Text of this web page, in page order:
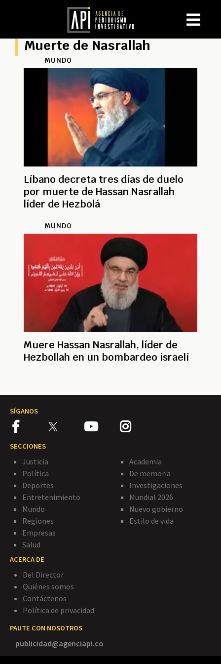
Muerte de Nasrallah
MUNDO
Líbano decreta tres días de duelo
por muerte de Hassan Nasrallah
líder de Hezbolá
MUNDO
Muere Hassan Nasrallah, líder de
Hezbollah en un bombardeo israelí
SÍGANOS
SECCIONES
Justicia
Política
Deportes
Entretenimiento
Mundo
Regiones
Empresas
Salud
Academia
De memoria
Investigaciones
Mundial 2026
Nuevo gobierno
Estilo de vida
ACERCA DE
Del Director
Quiénes somos
Contáctenos
Política de privacidad
PAUTE CON NOSOTROS
publicidad@agenciapi.co